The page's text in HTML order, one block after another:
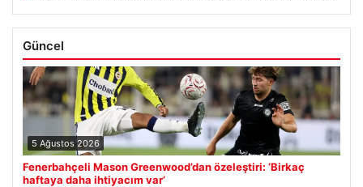
Güncel
5 Ağustos 2026
Fenerbahçeli Mason Greenwood’dan özeleştiri: ‘Birkaç
haftaya daha ihtiyacım var’